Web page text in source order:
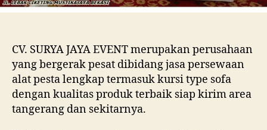
CV. SURYA JAYA EVENT merupakan perusahaan
yang bergerak pesat dibidang jasa persewaan
alat pesta lengkap termasuk kursi type sofa
dengan kualitas produk terbaik siap kirim area
tangerang dan sekitarnya.